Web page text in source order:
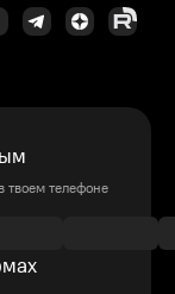
телефоне